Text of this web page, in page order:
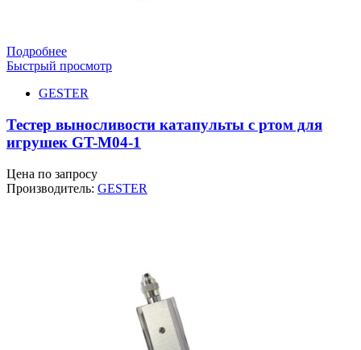
Подробнее
Быстрый просмотр
GESTER
Тестер выносливости катапульты с ртом для
игрушек GT-M04-1
Цена по запросу
Производитель: GESTER